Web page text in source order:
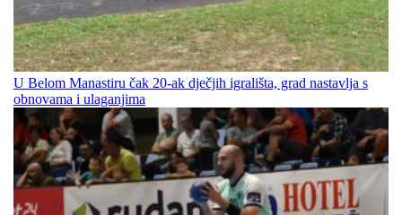
U Belom Manastiru čak 20-ak dječjih igrališta, grad nastavlja s
obnovama i ulaganjima